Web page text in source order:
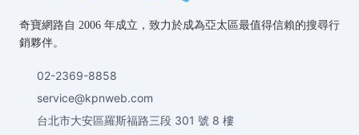
奇寶網路自 2006 年成立，致力於成為亞太區最值得信賴的搜尋行
銷夥伴。
02-2369-8858
service@kpnweb.com
台北市大安區羅斯福路三段 301 號 8 樓